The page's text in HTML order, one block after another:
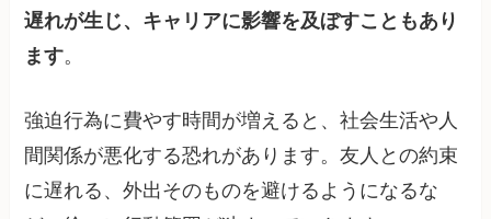
遅れが生じ、キャリアに影響を及ぼすこともあり
ます。
強迫行為に費やす時間が増えると、社会生活や人
間関係が悪化する恐れがあります。友人との約束
に遅れる、外出そのものを避けるようになるな